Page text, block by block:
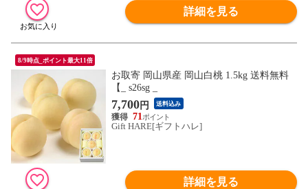
詳細を見る
8/9時点_ポイント最大11倍
お取寄 岡山県産 岡山白桃 1.5kg 送料無料
【_ s26sg _
7,700円 送料込み
71
Gift HARE[ギフトハレ]
詳細を見る